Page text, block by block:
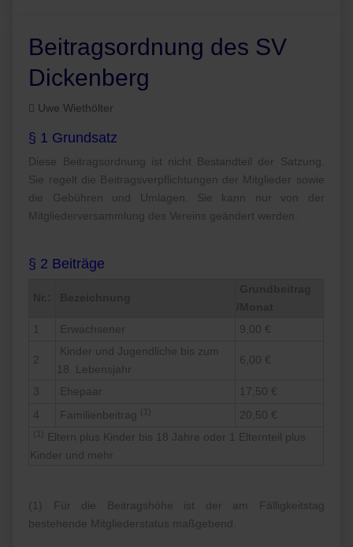
Beitragsordnung des SV
Dickenberg
Uwe Wiethölter
§ 1 Grundsatz
Diese Beitragsordnung ist nicht Bestandteil der Satzung.
Sie regelt die Beitragsverpflichtungen der Mitglieder sowie
die Gebühren und Umlagen. Sie kann nur von der
Mitgliederversammlung des Vereins geändert werden.
§ 2 Beiträge
1
Erwachsener 9,00 €
2
Kinder und Jugendliche bis zum
18. Lebensjahr
6,00 €
3 Ehepaar
17,50 €
4
Familienbeitrag (1) 20,50 €
(1) Eltern plus Kinder bis 18 Jahre oder 1 Elternteil plus
Kinder und mehr
(1) Für die Beitragshöhe ist der am Fälligkeitstag
bestehende Mitgliederstatus maßgebend.